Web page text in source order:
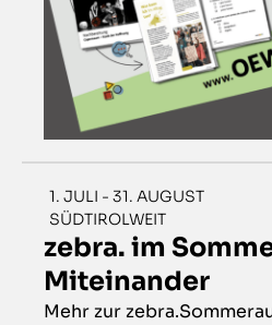
1. JULI - 31. AUGUST
SÜDTIROLWEIT
zebra. im
Miteinander
Mehr zur